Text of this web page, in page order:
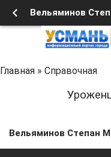
Вельяминов
Главная » Справочная
Вельяминов Степан